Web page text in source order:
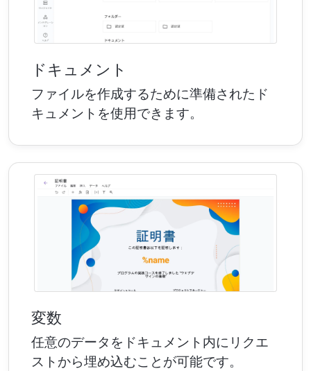
ドキュメント
ファイルを作成するために準備されたド
キュメントを使用できます。
変数
任意のデータをドキュメント内にリクエ
ストから埋め込むことが可能です。